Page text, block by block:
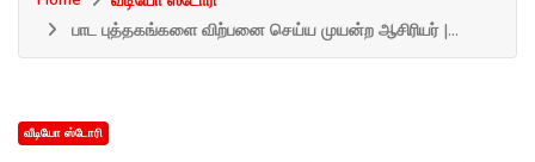
பாட புத்தகங்களை விற்பனை செய்ய முயன்ற ஆசிரியர் |...
வீடியோ ஸ்டோரி